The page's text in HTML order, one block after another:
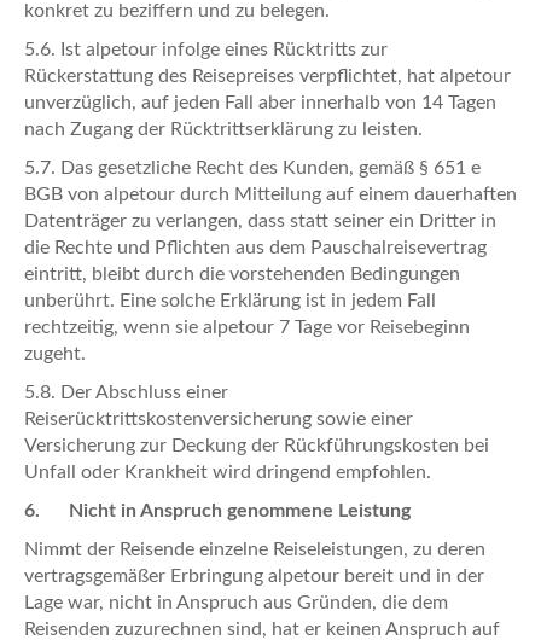
konkret zu beziffern und zu belegen.
5.6. Ist alpetour infolge eines Rücktritts zur
Rückerstattung des Reisepreises verpflichtet, hat alpetour
unverzüglich, auf jeden Fall aber innerhalb von 14 Tagen
nach Zugang der Rücktrittserklärung zu leisten.
5.7. Das gesetzliche Recht des Kunden, gemäß § 651 e
BGB von alpetour durch Mitteilung auf einem dauerhaften
Datenträger zu verlangen, dass statt seiner ein Dritter in
die Rechte und Pflichten aus dem Pauschalreisevertrag
eintritt, bleibt durch die vorstehenden Bedingungen
unberührt. Eine solche Erklärung ist in jedem Fall
rechtzeitig, wenn sie alpetour 7 Tage vor Reisebeginn
zugeht.
5.8. Der Abschluss einer
Reiserücktrittskostenversicherung sowie einer
Versicherung zur Deckung der Rückführungskosten bei
Unfall oder Krankheit wird dringend empfohlen.
6. Nicht in Anspruch genommene Leistung
Nimmt der Reisende einzelne Reiseleistungen, zu deren
vertragsgemäßer Erbringung alpetour bereit und in der
Lage war, nicht in Anspruch aus Gründen, die dem
Reisenden zuzurechnen sind, hat er keinen Anspruch auf